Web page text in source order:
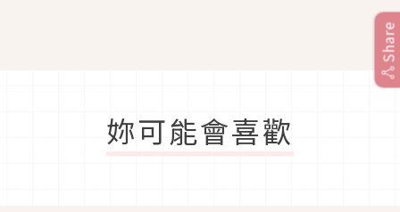
妳可能會喜歡
Share